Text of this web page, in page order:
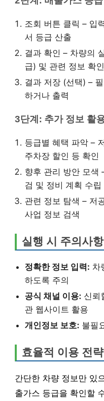
조회 버튼 클릭 – 입
서 등급 산출
결과 확인 – 차량의
급) 및 관련 정보 확인
결과 저장 (선택) –
하거나 출력
3단계: 추가 정보 활
등급별 혜택 파악 –
주차장 할인 등 확인
향후 관리 방안 모색
검 및 정비 계획 수립
관련 정보 탐색 – 저
사업 정보 검색
실행 시 주의사항
정확한 정보 입력: 차
하도록 주의
공식 채널 이용: 신뢰
관 웹사이트 활용
개인정보 보호: 불필
효율적 이용 전략
간단한 차량 정보만 있
출가스 등급을 확인할